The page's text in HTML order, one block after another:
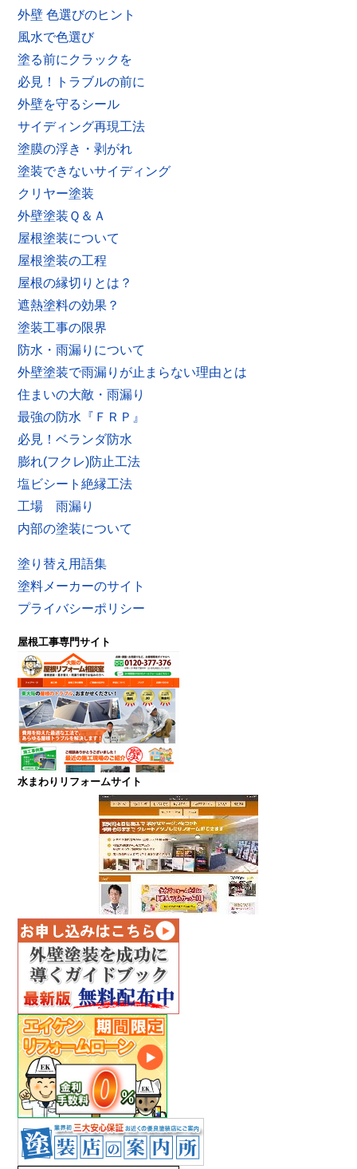
外壁 色選びのヒント
風水で色選び
塗る前にクラックを
必見！トラブルの前に
外壁を守るシール
サイディング再現工法
塗膜の浮き・剥がれ
塗装できないサイディング
クリヤー塗装
外壁塗装Ｑ＆Ａ
屋根塗装について
屋根塗装の工程
屋根の縁切りとは？
遮熱塗料の効果？
塗装工事の限界
防水・雨漏りについて
外壁塗装で雨漏りが止まらない理由とは
住まいの大敵・雨漏り
最強の防水『ＦＲＰ』
必見！ベランダ防水
膨れ(フクレ)防止工法
塩ビシート絶縁工法
工場 雨漏り
内部の塗装について
塗り替え用語集
塗料メーカーのサイト
プライバシーポリシー
屋根工事専門サイト
水まわりリフォームサイト